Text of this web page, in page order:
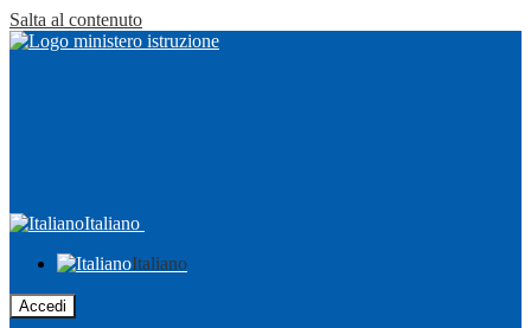
Salta al contenuto
Italiano
Italiano
Accedi